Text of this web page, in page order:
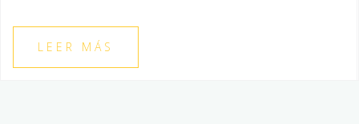
LEER MÁS